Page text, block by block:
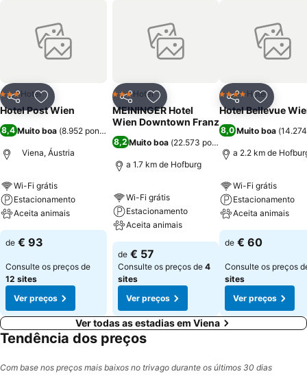
recepção 24h, preparos para receber pessoas em cadeira de rodas,
lavandaria, restaurante, sala para conferências e terraços. Nas
imediações do hotel poderá também dar agradáveis passeios de
PartilharAdicionar aos favoritos
3 Estrelas
Hotel
Hotel Post Wien
8,4 Muito boa (8.952 pontuações
Viena, Áustria
Wi-Fi grátis
Estacionamento
Aceita animais
de € 93
Consulte os preços de
12 sites
Ver preços
PartilharAdicionar aos favoritos
3 Estrelas
Hotel
MEININGER Hotel
Wien Downtown Franz
8,2 Muito boa (22.573 pontuações
a 1.7 km de Hofburg
Wi-Fi grátis
Estacionamento
Aceita animais
de € 57
Consulte os preços de 4
sites
Ver preços
Partilhar
4 EstrelasHotel
Hotel Bellevue
8,0 Muito boa (
a 2.2 km de
Wi-Fi grátis
Estacionamento
Aceita animais
de € 60
Consulte os preços
sites
Ver preços
Ver todas as estadias em Viena
Tendência dos preços
Com base nos preços mais baixos no trivago durante os últimos 30 dias